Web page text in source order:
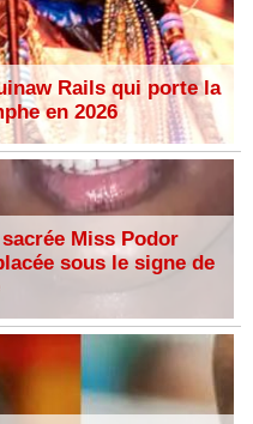
Rails qui porte la
en 2026
Miss Podor
sous le signe de